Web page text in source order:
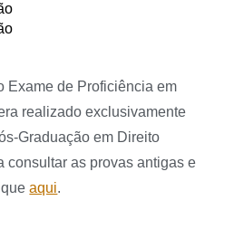
Exame de Proficiência em
realizado exclusivamente
Graduação em Direito
consultar as provas antigas e
aqui.